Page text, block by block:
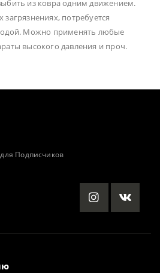
из ковра одним движением.
потребуется
Можно применять любые
высокого давления и проч.
Подписчиков